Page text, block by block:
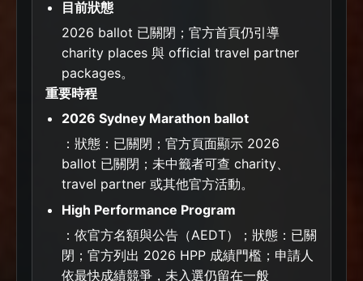
目前狀態
2026 ballot 已關閉；官方首頁仍引導
charity places 與 official travel partner
packages。
重要時程
2026 Sydney Marathon ballot
：狀態：已關閉；官方頁面顯示 2026
ballot 已關閉；未中籤者可查 charity、
travel partner 或其他官方活動。
High Performance Program
：依官方名額與公告（AEDT）；狀態：已關
閉；官方列出 2026 HPP 成績門檻；申請人
依最快成績競爭，未入選仍留在一般